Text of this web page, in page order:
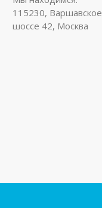
115230, Варшавское
шоссе 42, Москва